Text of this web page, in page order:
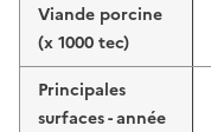
Viande porcine
(x 1000 tec)
Principales
surfaces - année